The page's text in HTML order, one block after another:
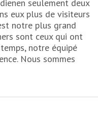
seulement deux
eux plus de visiteurs
notre plus grand
sont ceux qui ont
notre équipé
Nous sommes